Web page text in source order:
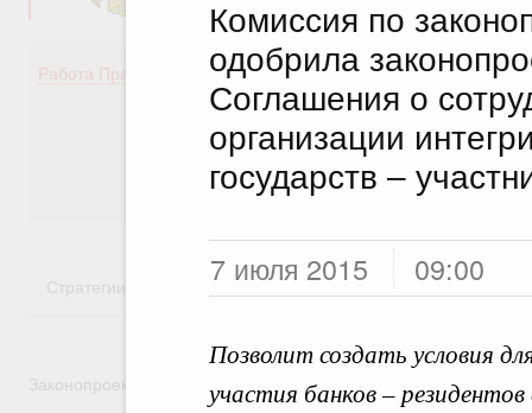
Комиссия по
одобрила
Соглашения о
организации
государств –
7 июля 2015 09:00
Позволит создать условия
участия банков –
Работа Правительства
Демография
Здоровье
Культура
Общество
Государство
Стратегии Государственные программы
Законопроектная деятельность